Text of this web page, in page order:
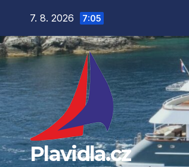
obsah
7. 8. 2026 7:05
Plavidla.cz